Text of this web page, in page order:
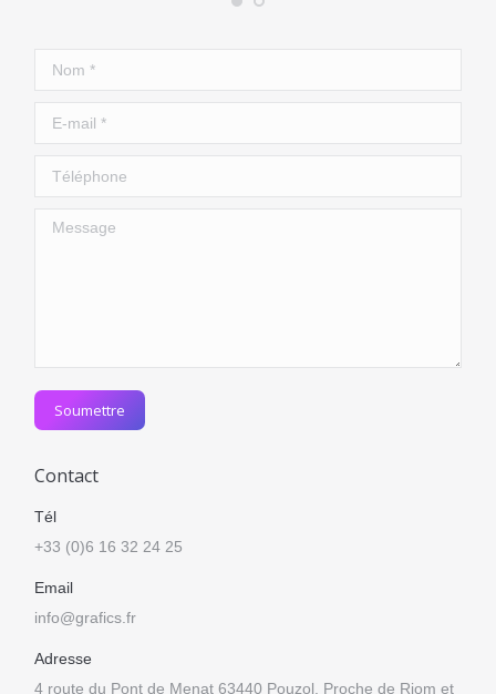
Nom *
E-mail *
Téléphone
Message
Soumettre
Contact
Tél
+33 (0)6 16 32 24 25
Email
info@grafics.fr
Adresse
4 route du Pont de Menat 63440 Pouzol. Proche de Riom et